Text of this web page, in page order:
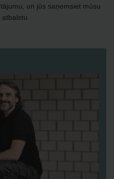
un jūs saņemsiet mūsu
atbalstu.